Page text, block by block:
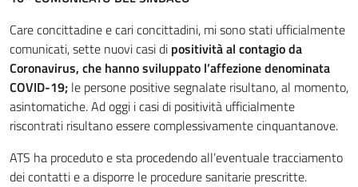
Care concittadine e cari concittadini, mi sono stati ufficialmente
comunicati, sette nuovi casi di positività al contagio da
Coronavirus, che hanno sviluppato l’affezione denominata
COVID-19; le persone positive segnalate risultano, al momento,
asintomatiche. Ad oggi i casi di positività ufficialmente
riscontrati risultano essere complessivamente cinquantanove.
ATS ha proceduto e sta procedendo all’eventuale tracciamento
dei contatti e a disporre le procedure sanitarie prescritte.